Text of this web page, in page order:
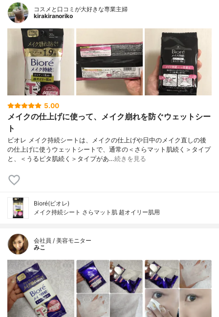
コスメと口コミが大好きな専業主婦
kirakiranoriko
5.00
メイクの仕上げに使って、メイク崩れを防ぐウェットシー
ト
ビオレ メイク持続シートは、メイクの仕上げや日中のメイク直しの後
の仕上げに使うウェットシートで、通常の＜さらマット肌続く＞タイプ
と、＜うるピタ肌続く＞タイプがあ…続きを見る
Bioré(ビオレ)
メイク持続シート さらマット肌 超オイリー肌用
会社員 / 美容モニター
みこ